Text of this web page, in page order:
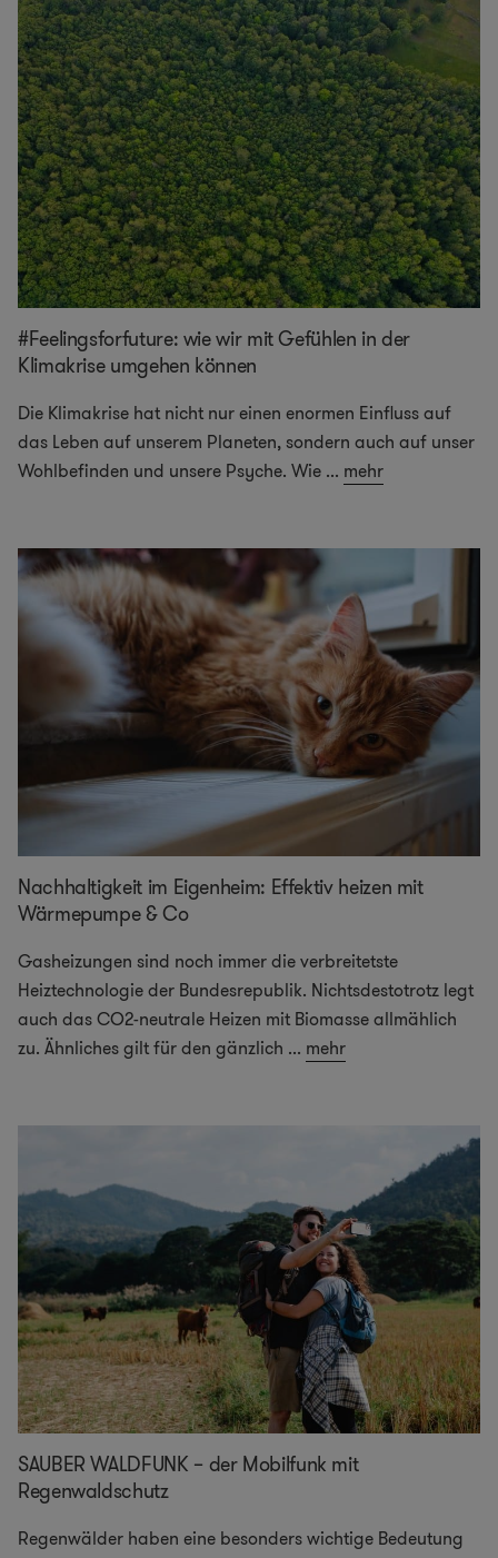
#Feelingsforfuture: wie wir mit Gefühlen in der
Klimakrise umgehen können
Die Klimakrise hat nicht nur einen enormen Einfluss auf
das Leben auf unserem Planeten, sondern auch auf unser
Wohlbefinden und unsere Psyche. Wie ... mehr
Nachhaltigkeit im Eigenheim: Effektiv heizen mit
Wärmepumpe & Co
Gasheizungen sind noch immer die verbreitetste
Heiztechnologie der Bundesrepublik. Nichtsdestotrotz legt
auch das CO2-neutrale Heizen mit Biomasse allmählich
zu. Ähnliches gilt für den gänzlich ... mehr
SAUBER WALDFUNK – der Mobilfunk mit
Regenwaldschutz
Regenwälder haben eine besonders wichtige Bedeutung